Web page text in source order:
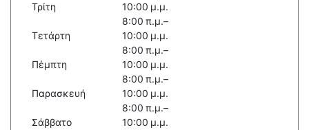
Τρίτη
10:00 μ.μ.
Τετάρτη
8:00 π.μ.–
10:00 μ.μ.
Πέμπτη
8:00 π.μ.–
10:00 μ.μ.
Παρασκευή
8:00 π.μ.–
10:00 μ.μ.
Σάββατο
8:00 π.μ.–
10:00 μ.μ.